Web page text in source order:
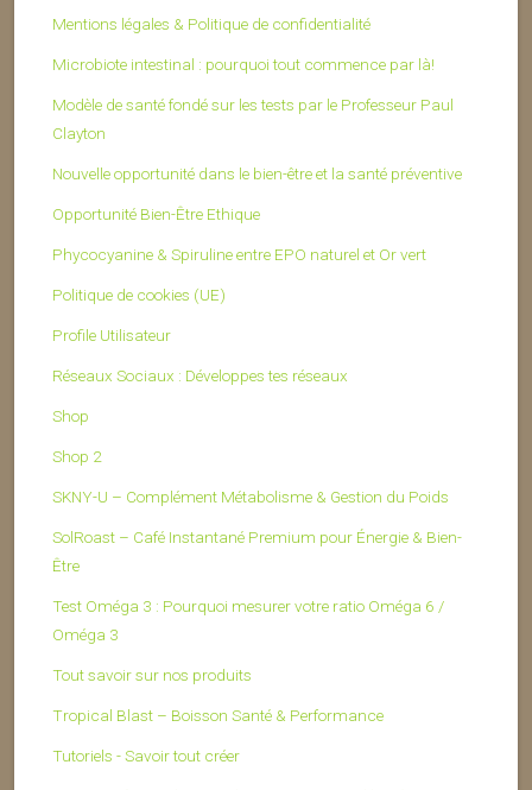
Mentions légales & Politique de confidentialité
Microbiote intestinal : pourquoi tout commence par là!
Modèle de santé fondé sur les tests par le Professeur Paul
Clayton
Nouvelle opportunité dans le bien-être et la santé préventive
Opportunité Bien-Être Ethique
Phycocyanine & Spiruline entre EPO naturel et Or vert
Politique de cookies (UE)
Profile Utilisateur
Réseaux Sociaux : Développes tes réseaux
Shop
Shop 2
SKNY-U – Complément Métabolisme & Gestion du Poids
SolRoast – Café Instantané Premium pour Énergie & Bien-
Être
Test Oméga 3 : Pourquoi mesurer votre ratio Oméga 6 /
Oméga 3
Tout savoir sur nos produits
Tropical Blast – Boisson Santé & Performance
Tutoriels - Savoir tout créer